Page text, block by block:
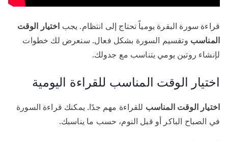
قراءة سورة البقرة يومياً تحتاج إلى انتظام. يجب اختيار الوقت
المناسب وتقسيم السورة بشكل فعال. سنعرض لك خطوات
لإنشاء روتين يومي يتناسب مع جدولك.
اختيار الوقت المناسب للقراءة اليومية
اختيار الوقت المناسب للقراءة مهم جدًا. يمكنك قراءة السورة
في الصباح الباكر أو قبل النوم، حسب ما يناسبك.